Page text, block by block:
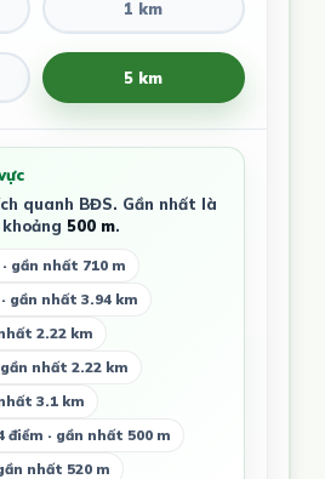
1 km
5 km
quanh BĐS. Gần nhất là
500 m.
gần nhất 710 m
gần nhất 3.94 km
2.22 km
gần nhất 2.22 km
3.1 km
điểm · gần nhất 500 m
nhất 520 m